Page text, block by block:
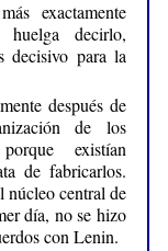
exactamente
decirlo,
decisivo para la
después de
de los
existían
de fabricarlos.
núcleo central de
día, no se hizo
con Lenin.